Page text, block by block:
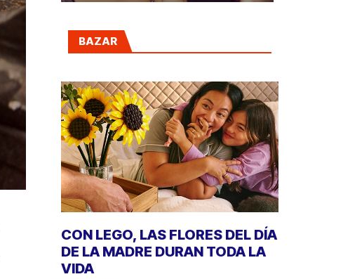
BAZAR
CON LEGO, LAS FLORES DEL DÍA
DE LA MADRE DURAN TODA LA
VIDA